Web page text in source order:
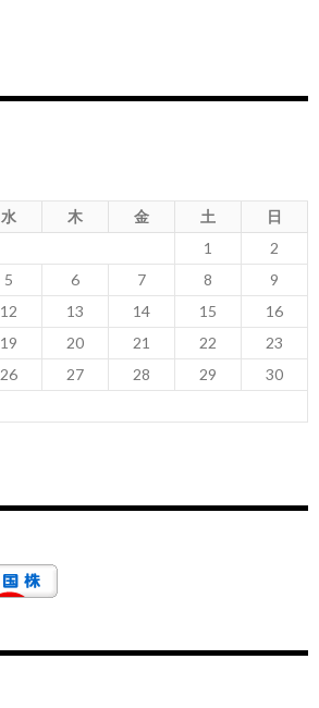
水 木 金 土
日
1
2
5 6 7 8
9
12 13 14 15
16
19 20 21 22
23
26 27 28 29
30